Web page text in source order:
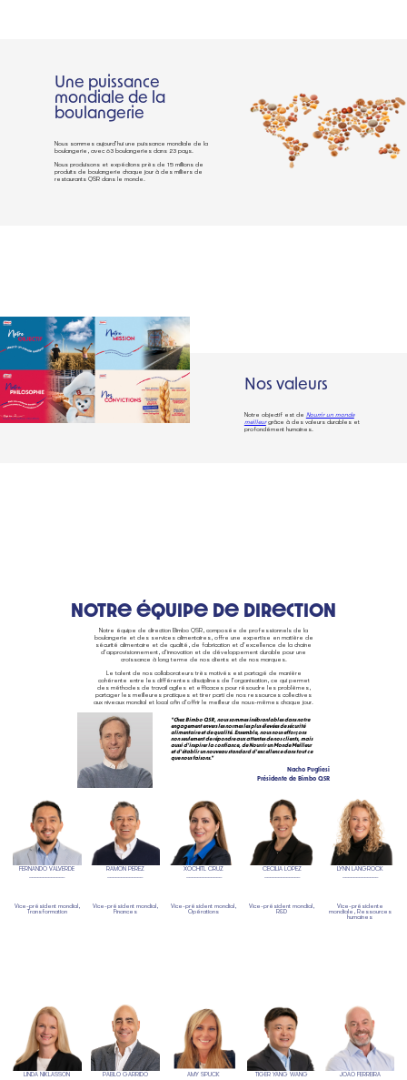
Une puissance
mondiale de la
boulangerie
Nous sommes aujourd’hui une puissance mondiale de la
boulangerie, avec 63 boulangeries dans 23 pays.
Nous produisons et expédions près de 15 millions de
produits de boulangerie chaque jour à des milliers de
restaurants QSR dans le monde.
Nos valeurs
Notre objectif est de Nourrir un monde
meilleurgrâce à des valeurs durables et
profondément humaines.
Notre équipe de direction
Notre équipe de direction Bimbo QSR, composée de professionnels de la
boulangerie et des services alimentaires, offre une expertise en matière de
sécurité alimentaire et de qualité, de fabrication et d'excellence de la chaîne
d'approvisionnement, d'innovation et de développement durable pour une
croissance à long terme de nos clients et de nos marques.
Le talent de nos collaborateurs très motivés est partagé de manière
cohérente entre les différentes disciplines de l'organisation, ce qui permet
des méthodes de travail agiles et efficaces pour résoudre les problèmes,
partager les meilleures pratiques et tirer parti de nos ressources collectives
aux niveaux mondial et local afin d'offrir le meilleur de nous-mêmes chaque jour.
"Chez Bimbo QSR, nous sommes inébranlables dans notre
engagement envers les normes les plus élevées de sécurité
alimentaire et de qualité. Ensemble, nous nous efforçons
non seulement de répondre aux attentes de nos clients, mais
aussi d’inspirer la confiance, de Nourrir un Monde Meilleur
et d’établir un nouveau standard d’excellence dans tout ce
que nous faisons."
Nacho Pugliesi
Présidente de Bimbo QSR
FERNANDO VALVERDE
Vice-président mondial,
Transformation
RAMON PEREZ
Vice-président mondial,
Finances
XOCHITL CRUZ
Vice-président mondial,
Opérations
CECILIA LOPEZ
Vice-président mondial,
R&D
LYNN LANGROCK
Vice-présidente
mondiale, Ressources
humaines
LINDA NIKLASSON PABLO GARRIDO AMY SPUCK TIGER YANG WANG JOAO FERREIRA